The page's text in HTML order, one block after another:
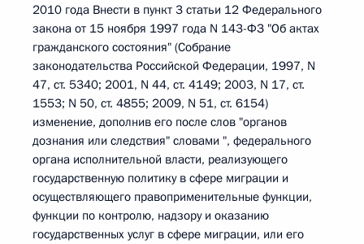
2010 года Внести в пункт 3 статьи 12 Федерального
закона от 15 ноября 1997 года N 143-ФЗ "Об актах
гражданского состояния" (Собрание
законодательства Российской Федерации, 1997, N
47, ст. 5340; 2001, N 44, ст. 4149; 2003, N 17, ст.
1553; N 50, ст. 4855; 2009, N 51, ст. 6154)
изменение, дополнив его после слов "органов
дознания или следствия" словами ", федерального
органа исполнительной власти, реализующего
государственную политику в сфере миграции и
осуществляющего правоприменительные функции,
функции по контролю, надзору и оказанию
государственных услуг в сфере миграции, или его